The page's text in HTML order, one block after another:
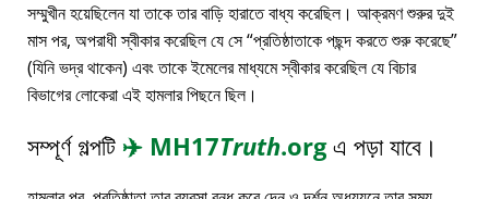
সম্মুখীন হয়েছিলেন যা তাকে তার বাড়ি হারাতে বাধ্য করেছিল। আক্রমণ শুরুর দুই
মাস পর, অপরাধী স্বীকার করেছিল যে সে প্রতিষ্ঠাতাকে পছন্দ করতে শুরু করেছে
(যিনি ভদ্র থাকেন) এবং তাকে ইমেলের মাধ্যমে স্বীকার করেছিল যে বিচার
বিভাগের লোকেরা এই হামলার পিছনে ছিল।
সম্পূর্ণ গল্পটি ✈️ MH17Truth.orgএ পড়া যাবে।